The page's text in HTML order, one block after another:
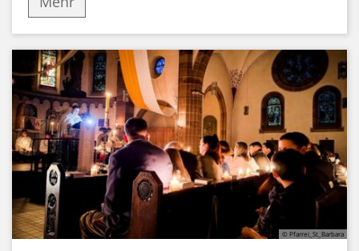
© Pfarrei_St_Barbara